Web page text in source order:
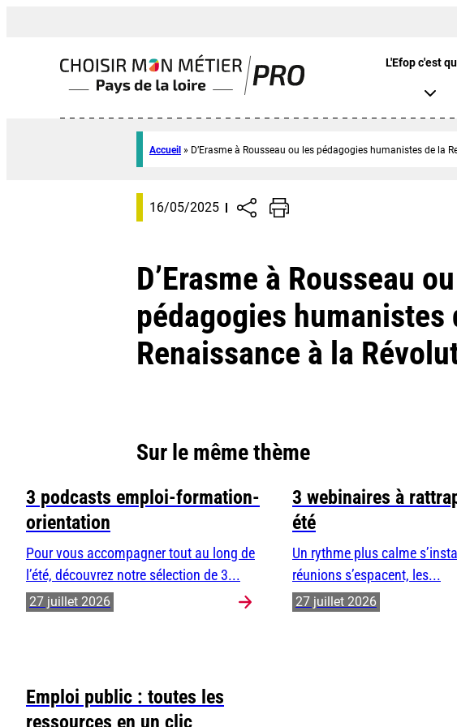
L'Efop c'est
Accueil » D’Erasme à Rousseau ou les pédagogies humanistes de la
16/05/2025
D’Erasme à Rousseau
pédagogies humanistes
Renaissance à la
Sur le même thème
3 podcasts emploi-formation-
orientation
Pour vous accompagner tout au long de
l’été, découvrez notre sélection de 3...
27 juillet 2026
3 webinaires à
été
Un rythme plus calme
réunions s’espacent, les...
27 juillet 2026
Emploi public : toutes les
ressources en un clic